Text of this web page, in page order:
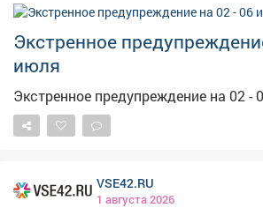
меры и надеются на вмешательство
ведомств. Официальных комментариев от
администрации или завода на
поступило.
Экстренное
июля
Экстренное предупреждение на 02 -
VSE42.RU
1 августа 2026